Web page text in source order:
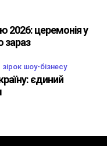
2026: церемонія у
зараз
шоу-бізнесу
єдиний